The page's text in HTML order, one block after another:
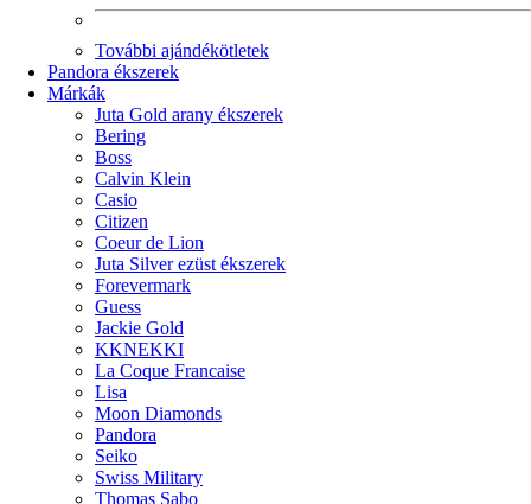
További ajándékötletek
Pandora ékszerek
Márkák
Juta Gold arany ékszerek
Bering
Boss
Calvin Klein
Casio
Citizen
Coeur de Lion
Juta Silver ezüst ékszerek
Forevermark
Guess
Jackie Gold
KKNEKKI
La Coque Francaise
Lisa
Moon Diamonds
Pandora
Seiko
Swiss Military
Thomas Sabo